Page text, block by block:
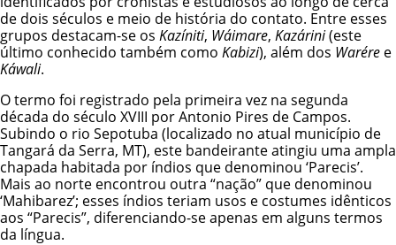
de dois séculos e meio de história do contato. Entre esses
grupos destacam-se os Kazíniti, Wáimare, Kazárini(este
último conhecido também como Kabizi), além dos Warére e
Káwali.
O termo foi registrado pela primeira vez na segunda
década do século XVIII por Antonio Pires de Campos.
Subindo o rio Sepotuba (localizado no atual município de
Tangará da Serra, MT), este bandeirante atingiu uma ampla
chapada habitada por índios que denominou ‘Parecis’.
Mais ao norte encontrou outra “nação” que denominou
‘Mahibarez’; esses índios teriam usos e costumes idênticos
aos “Parecis”, diferenciando-se apenas em alguns termos
da língua.